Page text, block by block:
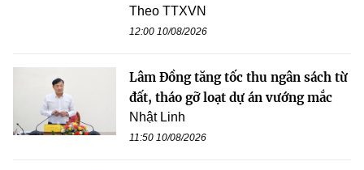
Theo TTXVN
12:00 10/08/2026
Lâm Đồng tăng tốc thu ngân sách từ
đất, tháo gỡ loạt dự án vướng mắc
Nhật Linh
11:50 10/08/2026